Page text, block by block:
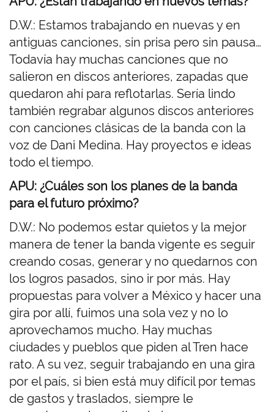
D.W.: Estamos trabajando en nuevas y en
antiguas canciones, sin prisa pero sin pausa…
Todavía hay muchas canciones que no
salieron en discos anteriores, zapadas que
quedaron ahí para reflotarlas. Sería lindo
también regrabar algunos discos anteriores
con canciones clásicas de la banda con la
voz de Dani Medina. Hay proyectos e ideas
todo el tiempo.
APU: ¿Cuáles son los planes de la banda
para el futuro próximo?
D.W.: No podemos estar quietos y la mejor
manera de tener la banda vigente es seguir
creando cosas, generar y no quedarnos con
los logros pasados, sino ir por más. Hay
propuestas para volver a México y hacer una
gira por allí, fuimos una sola vez y no lo
aprovechamos mucho. Hay muchas
ciudades y pueblos que piden al Tren hace
rato. A su vez, seguir trabajando en una gira
por el país, si bien está muy difícil por temas
de gastos y traslados, siempre le